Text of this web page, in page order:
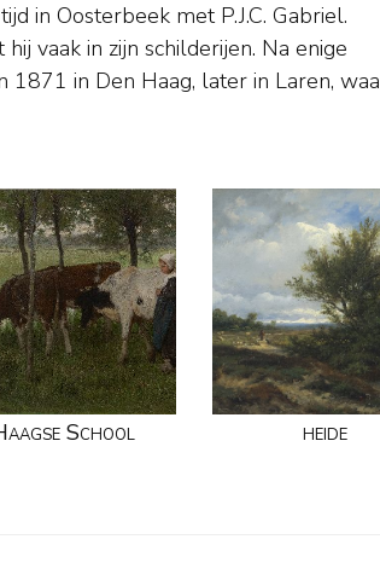
in Oosterbeek met P.J.C. Gabriel.
vaak in zijn schilderijen. Na enige
1871 in Den Haag, later in Laren,
stuk woeste grond, later Mauvezand
School heide